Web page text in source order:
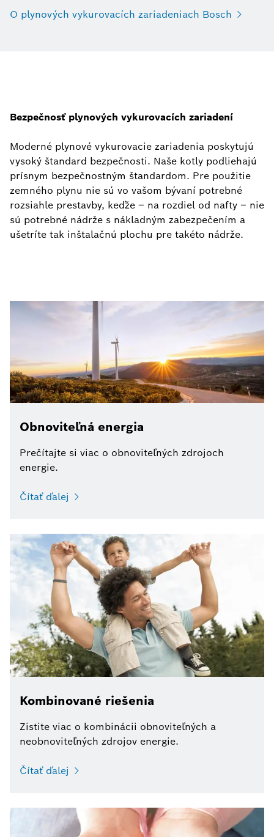
O plynových vykurovacích zariadeniach Bosch
Bezpečnosť plynových vykurovacích zariadení
Moderné plynové vykurovacie zariadenia poskytujú
vysoký štandard bezpečnosti. Naše kotly podliehajú
prísnym bezpečnostným štandardom. Pre použitie
zemného plynu nie sú vo vašom bývaní potrebné
rozsiahle prestavby, keďže – na rozdiel od nafty – nie
sú potrebné nádrže s nákladným zabezpečením a
ušetríte tak inštalačnú plochu pre takéto nádrže.
Obnoviteľná energia
Prečítajte si viac o obnoviteľných zdrojoch
energie.
Čítať ďalej
Kombinované riešenia
Zistite viac o kombinácii obnoviteľných a
neobnoviteľných zdrojov energie.
Čítať ďalej